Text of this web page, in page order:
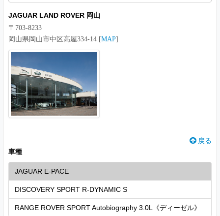
JAGUAR LAND ROVER 岡山
〒703-8233
岡山県岡山市中区高屋334-14 [MAP]
戻る
車種
JAGUAR E-PACE
DISCOVERY SPORT R-DYNAMIC S
RANGE ROVER SPORT Autobiography 3.0L《ディーゼル》